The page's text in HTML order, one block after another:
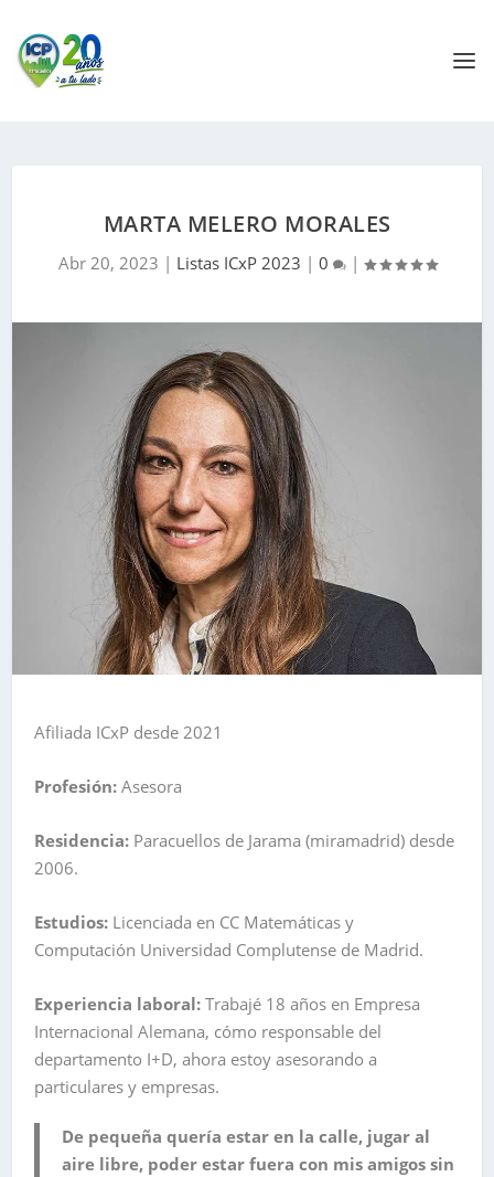
MARTA MELERO MORALES
Abr 20, 2023 | Listas ICxP 2023 | 0 |
Afiliada ICxP desde 2021
Profesión:Asesora
Residencia: Paracuellos de Jarama (miramadrid) desde
2006.
Estudios: Licenciada en CC Matemáticas y
Computación Universidad Complutense de Madrid.
Experiencia laboral:Trabajé 18 años en Empresa
Internacional Alemana, cómo responsable del
departamento I+D, ahora estoy asesorando a
particulares y empresas.
De pequeña quería estar en la calle, jugar al
aire libre, poder estar fuera con mis amigos sin